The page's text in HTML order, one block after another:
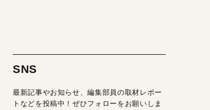
SNS
最新記事やお知らせ、編集部員の取材レポー
トなどを投稿中！ぜひフォローをお願いしま